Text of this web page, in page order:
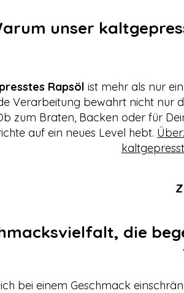
unser
Rapsöl ist mehr als nur
Verarbeitung bewahrt nicht nur
zum Braten, Backen oder für
auf ein neues Level hebt.
die
bei einem Geschmack